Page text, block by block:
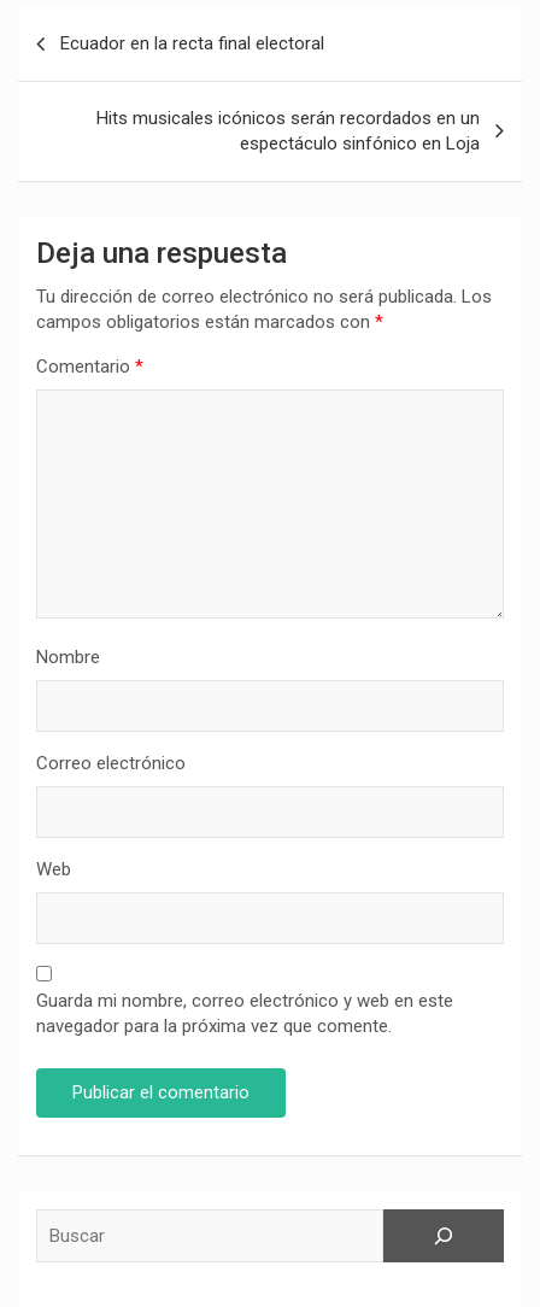
entradas
Ecuador en la recta final electoral
Hits musicales icónicos serán recordados en un
espectáculo sinfónico en Loja
Deja una respuesta
Tu dirección de correo electrónico no será publicada. Los
campos obligatorios están marcados con *
Comentario *
Nombre
Correo electrónico
Web
Guarda mi nombre, correo electrónico y web en este
navegador para la próxima vez que comente.